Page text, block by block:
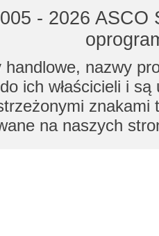
- 2026
nazwy
ich właścicieli i
znakami
na naszych